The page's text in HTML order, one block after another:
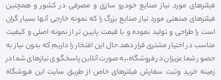
فیلترهای مورد نیاز صنایع خودرو سازی و مصرفی در کشور و همچنین
فیلترهای صنعتی مورد نیاز صنایع بزرگ را که نمونه خارجی آنها بسیار گران
است را طراحی و تولید نموده و با قیمت پایین تر از نمونه اصلی و کیفیت
مناسب در اختیار مشتری قرار دهد.حال این افتخار را داریم که بدون نیاز به
حضور شما عزیزان در فروشگاه،به صورت آنلاین پاسخگوی نیازهای شما در
زمینه خرید وثبت سفارش فیلترهای خاص از طریق سایت این فروشگاه